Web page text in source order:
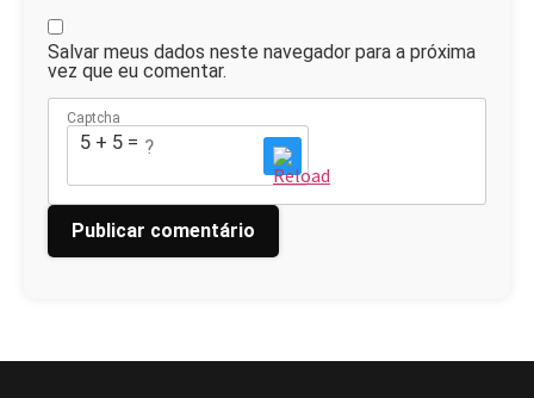
Salvar meus dados neste navegador para a próxima
vez que eu comentar.
Captcha
5 + 5 = ?